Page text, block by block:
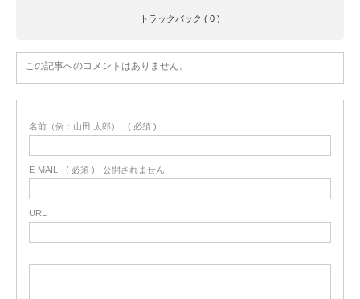
トラックバック ( 0 )
この記事へのコメントはありません。
名前（例：山田 太郎） ( 必須 )
E-MAIL ( 必須 ) - 公開されません -
URL